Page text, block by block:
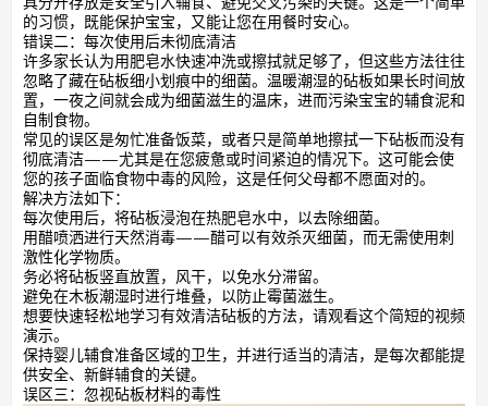
的习惯，既能保护宝宝，又能让您在用餐时安心。
错误二：每次使用后未彻底清洁
许多家长认为用肥皂水快速冲洗或擦拭就足够了，但这些方法往往
忽略了藏在砧板细小划痕中的细菌。温暖潮湿的砧板如果长时间放
置，一夜之间就会成为细菌滋生的温床，进而污染宝宝的辅食泥和
自制食物。
常见的误区是匆忙准备饭菜，或者只是简单地擦拭一下砧板而没有
彻底清洁——尤其是在您疲惫或时间紧迫的情况下。这可能会使
您的孩子面临食物中毒的风险，这是任何父母都不愿面对的。
解决方法如下：
每次使用后，将砧板浸泡在热肥皂水中，以去除细菌。
用醋喷洒进行天然消毒——醋可以有效杀灭细菌，而无需使用刺
激性化学物质。
务必将砧板竖直放置，风干，以免水分滞留。
避免在木板潮湿时进行堆叠，以防止霉菌滋生。
想要快速轻松地学习有效清洁砧板的方法，请观看这个简短的视频
演示。
保持婴儿辅食准备区域的卫生，并进行适当的清洁，是每次都能提
供安全、新鲜辅食的关键。
误区三：忽视砧板材料的毒性